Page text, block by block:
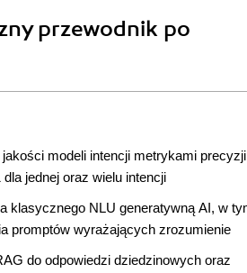
przewodnik po
jakości modeli intencji metrykami
dla jednej oraz wielu intencji
klasycznego NLU generatywną AI, w
promptów wyrażających zrozumienie
do odpowiedzi dziedzinowych oraz